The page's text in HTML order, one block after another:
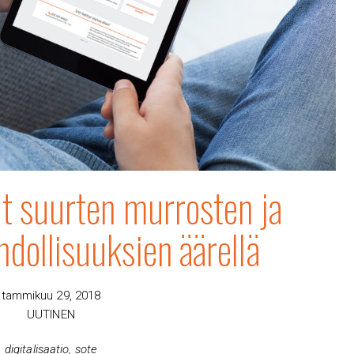
suurten murrosten ja
äärellä
tammikuu 29, 2018
UUTINEN
digitalisaatio, sote